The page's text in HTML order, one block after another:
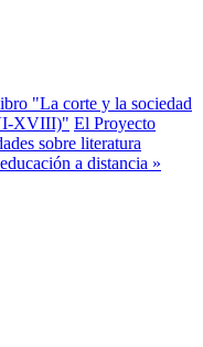
"La corte y la sociedad
XVIII)" El Proyecto
sobre literatura
a distancia »